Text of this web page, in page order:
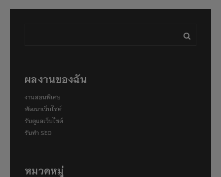
ผลงานของฉัน
งานสอนพิเศษ
พัฒนาเว็บไซต์
รับดูแลเว็บไซต์
รับทำ SEO
หมวดหมู่